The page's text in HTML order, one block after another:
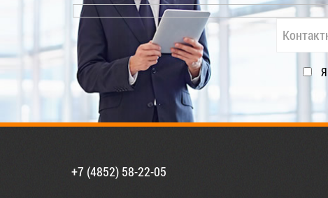
Я
+7 (4852) 58-22-05